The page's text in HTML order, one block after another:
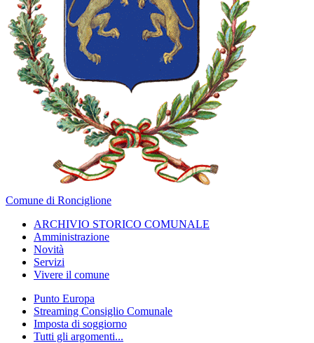
Comune di Ronciglione
ARCHIVIO STORICO COMUNALE
Amministrazione
Novità
Servizi
Vivere il comune
Punto Europa
Streaming Consiglio Comunale
Imposta di soggiorno
Tutti gli argomenti...